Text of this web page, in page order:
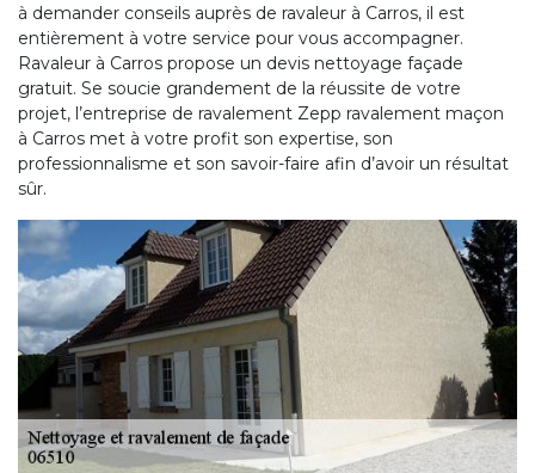
à demander conseils auprès de ravaleur à Carros, il est
entièrement à votre service pour vous accompagner.
Ravaleur à Carros propose un devis nettoyage façade
gratuit. Se soucie grandement de la réussite de votre
projet, l’entreprise de ravalement Zepp ravalement maçon
à Carros met à votre profit son expertise, son
professionnalisme et son savoir-faire afin d’avoir un résultat
sûr.